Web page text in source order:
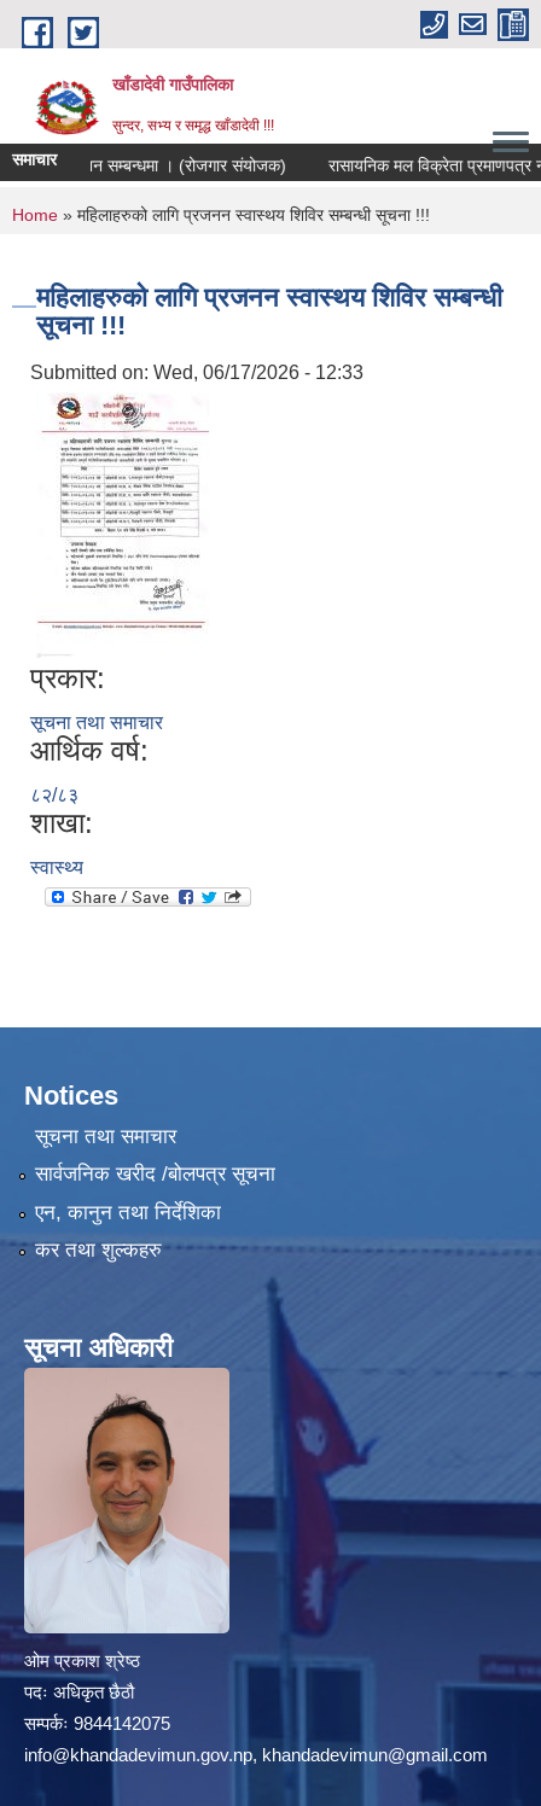
Skip to main content
खाँडादेवी गाउँपालिका
सुन्दर, सभ्य र समृद्ध खाँडादेवी !!!
समाचार
प्रकाशन सम्बन्धमा । (रोजगार संयोजक) रासायनिक मल विक्रेता
You are here
Home » महिलाहरुको लागि प्रजनन स्वास्थय शिविर सम्बन्धी सूचना !!!
महिलाहरुको लागि प्रजनन स्वास्थय शिविर सम्बन्धी
सूचना !!!
Submitted on: Wed, 06/17/2026 - 12:33
प्रकार:
सूचना तथा समाचार
आर्थिक वर्ष:
८२/८३
शाखा:
स्वास्थ्य
Notices
सूचना तथा समाचार
सार्वजनिक खरीद /बोलपत्र सूचना
एन, कानुन तथा निर्देशिका
कर तथा शुल्कहरु
सूचना अधिकारी
ओम प्रकाश श्रेष्ठ
पदः अधिकृत छैठौ
सम्पर्कः 9844142075
info@khandadevimun.gov.np, khandadevimun@gmail.com